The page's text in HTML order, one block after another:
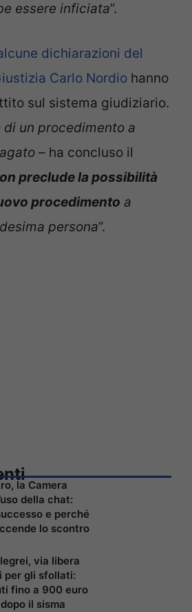
essere inficiata”.
dichiarazioni del
Carlo Nordio hanno
sul sistema giudiziario.
di un procedimento a
– ha concluso il
preclude la possibilità
procedimento a
persona”.
la Camera
della chat:
e perché
lo scontro
via libera
per gli sfollati:
fino a 900 euro
il sisma